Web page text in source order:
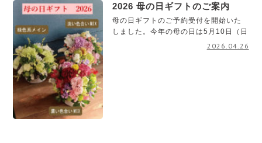
2026 母の日ギフトのご案内
母の日ギフトのご予約受付を開始いた
しました。今年の母の日は5月10日（日
2026.04.26